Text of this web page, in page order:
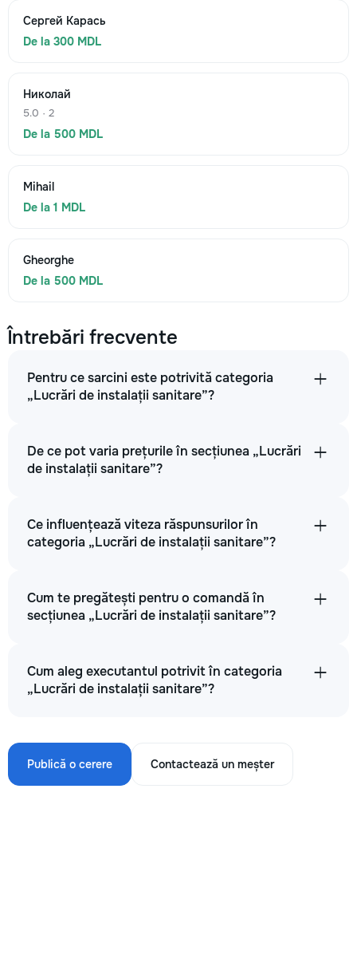
Сергей Карась
De la 300 MDL
Николай
5.0 · 2
De la 500 MDL
Mihail
De la 1 MDL
Gheorghe
De la 500 MDL
Întrebări frecvente
Pentru ce sarcini este potrivită categoria
„Lucrări de instalații sanitare”?
De ce pot varia prețurile în secțiunea „Lucrări
de instalații sanitare”?
Ce influențează viteza răspunsurilor în
categoria „Lucrări de instalații sanitare”?
Cum te pregătești pentru o comandă în
secțiunea „Lucrări de instalații sanitare”?
Cum aleg executantul potrivit în categoria
„Lucrări de instalații sanitare”?
Publică o cerere Contactează un meșter